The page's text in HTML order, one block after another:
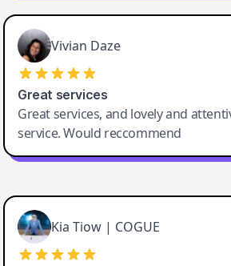
Vivian Daze
Great services
Great services, and lovely and
service. Would reccommend
Cody Crabb
Great service, Best AI tool
Kia Tiow | COGUE